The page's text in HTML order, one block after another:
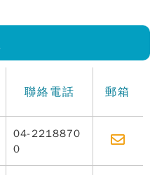
聯絡電話 郵箱
04-2218870
0